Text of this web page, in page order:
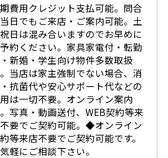
費用クレジット支払可能。問合
日でもご来店・ご案内可能。土
日は混み合いますのでお早めに
約ください。家具家電付・転勤
新婚・学生向け物件多数取扱
当店は家主強制でない場合、消
抗菌代や安心サポート代などの
は一切不要。オンライン案内
写真・動画送付、WEB契約等来
要でご契約可能。◆オンライン
等来店不要でご契約可能です。
軽にご相談下さい。